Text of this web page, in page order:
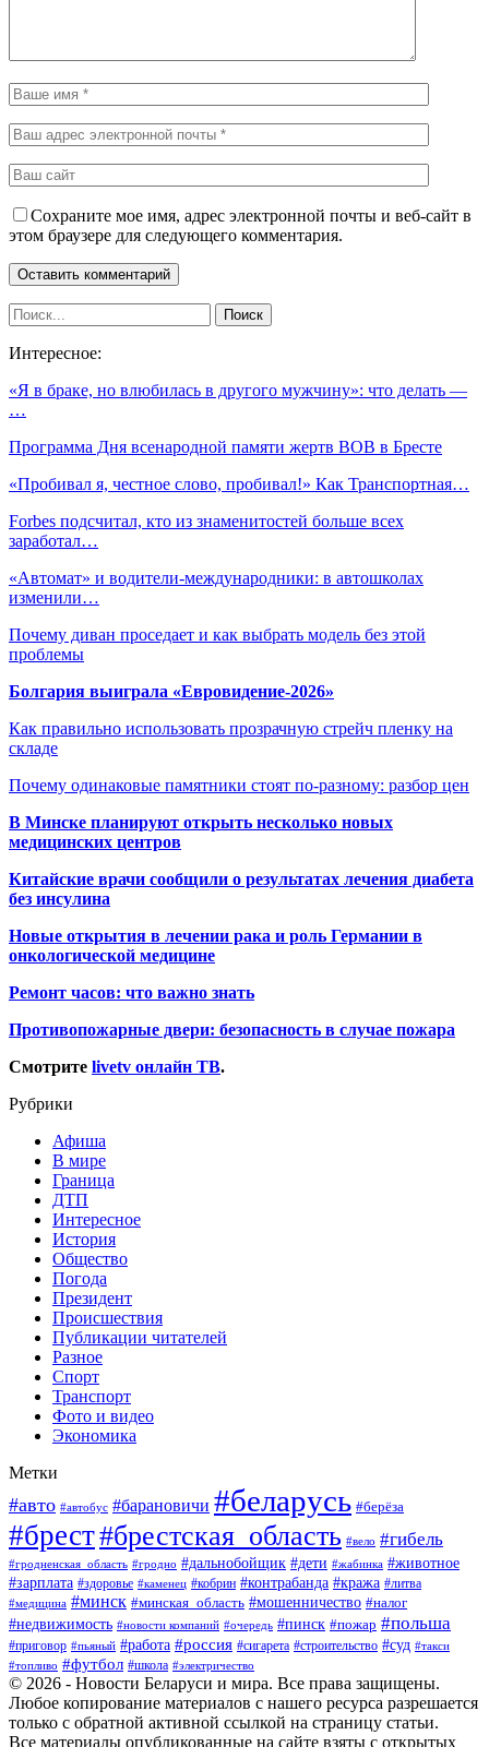
Сохраните мое имя, адрес электронной почты и веб-сайт в
этом браузере для следующего комментария.
Интересное:
«Я в браке, но влюбилась в другого мужчину»: что делать —
…
Программа Дня всенародной памяти жертв ВОВ в Бресте
«Пробивал я, честное слово, пробивал!» Как Транспортная…
Forbes подсчитал, кто из знаменитостей больше всех
заработал…
«Автомат» и водители-международники: в автошколах
изменили…
Почему диван проседает и как выбрать модель без этой
проблемы
Болгария выиграла «Евровидение-2026»
Как правильно использовать прозрачную стрейч пленку на
складе
Почему одинаковые памятники стоят по-разному: разбор цен
В Минске планируют открыть несколько новых
медицинских центров
Китайские врачи сообщили о результатах лечения диабета
без инсулина
Новые открытия в лечении рака и роль Германии в
онкологической медицине
Ремонт часов: что важно знать
Противопожарные двери: безопасность в случае пожара
Смотрите livetv онлайн ТВ.
Рубрики
Афиша
В мире
Граница
ДТП
Интересное
История
Общество
Погода
Президент
Происшествия
Публикации читателей
Разное
Спорт
Транспорт
Фото и видео
Экономика
Метки
#авто #автобус #барановичи #беларусь #берёза
#брест#брестская_область #вело #гибель
#гродненская_область #гродно #дальнобойщик #дети #жабинка #животное
#зарплата #здоровье #каменец #кобрин #контрабанда #кража #литва
#медицина #минск #минская_область #мошенничество #налог
#недвижимость #новости компаний #очередь #пинск #пожар #польша
#приговор #пьяный #работа #россия #сигарета #строительство #суд #такси
#топливо #футбол #школа #электричество
© 2026 - Новости Беларуси и мира. Все права защищены.
Любое копирование материалов с нашего ресурса разрешается
только с обратной активной ссылкой на страницу статьи.
Все материалы опубликованные на сайте взяты с открытых